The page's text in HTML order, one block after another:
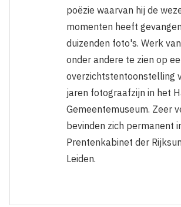
poëzie waarvan hij de
momenten heeft
duizenden foto's. Werk
onder andere te zien op
overzichtstentoonstelling
jaren fotograafzijn in het
Gemeentemuseum. Zeer
bevinden zich permanent
Prentenkabinet der
Leiden.